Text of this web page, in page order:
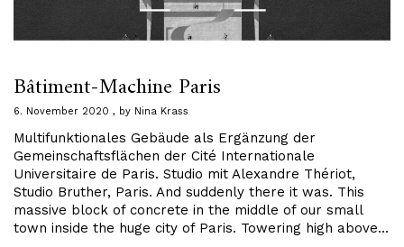
Bâtiment-Machine Paris
6. November 2020 by Nina Krass
Multifunktionales Gebäude als Ergänzung der
Gemeinschaftsflächen der Cité Internationale
Universitaire de Paris. Studio mit Alexandre Thériot,
Studio Bruther, Paris. And suddenly there it was. This
massive block of concrete in the middle of our small
town inside the huge city of Paris. Towering high above…